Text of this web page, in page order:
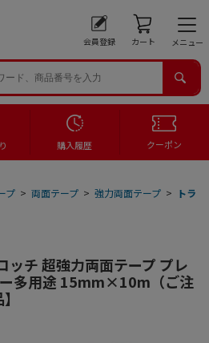
会員登録 カート メニュー
購入履歴 クーポン
プ > 両面テープ > 強力両面テープ > トラ
ッチ 超強力両面テープ プレ
多用途 15mm×10m（ご注